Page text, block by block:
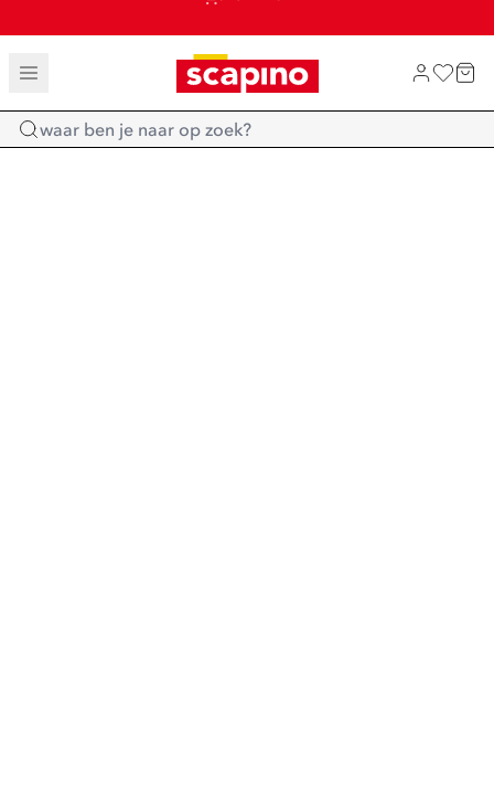
TOT 70% KORTING OP SALE
SALE: LAATSTE KANS!
Home